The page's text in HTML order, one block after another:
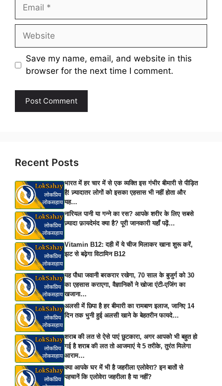
Website
Save my name, email, and website in this
browser for the next time I comment.
Recent Posts
भारत में हर चार में से एक व्यक्ति इस गंभीर बीमारी से पीड़ित
है! ज़्यादातर लोगों को इसका एहसास भी नहीं होता और
यह…
नारियल पानी या गन्ने का रस? आपके शरीर के लिए सबसे
ज़्यादा फ़ायदेमंद क्या है? पूरी जानकारी यहाँ पढ़ें…
Vitamin B12: दही में ये चीज मिलाकर खाना शुरू करें,
झट से बढ़ेगा विटामिन B12
यह पौधा जवानी बरकरार रखेगा, 70 साल के बुजुर्ग को 30
का एहसास कराएगा, वैज्ञानिकों ने खोजा एंटी-एजिंग का
खजाना…
अलसी में छिपा है हर बीमारी का रामबाण इलाज, जानिए 14
दिन तक भुनी हुई अलसी खाने के बेहतरीन फायदे…
शराब की लत से ऐसे पाएं छुटकारा, अगर आपको भी बहुत हो
गई है शराब की लत तो आजमाएं ये 5 तरीके, तुरंत मिलेगा
आराम…
क्या आपके घर में भी है जहरीला एलोवेरा? इन बातों से
पहचानें कि एलोवेरा जहरीला है या नहीं?